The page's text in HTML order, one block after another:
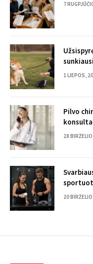
7
1 LIEPOS,
Pilvo
28
20